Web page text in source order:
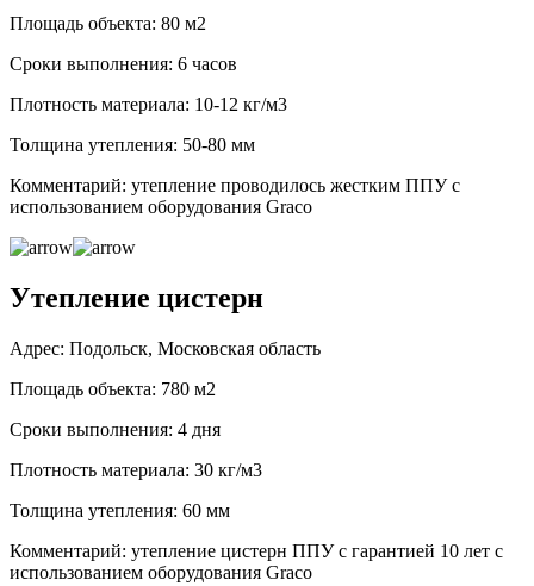
Площадь объекта: 80 м2
Сроки выполнения: 6 часов
Плотность материала: 10-12 кг/м3
Толщина утепления: 50-80 мм
Комментарий: утепление проводилось жестким ППУ с
использованием оборудования Graco
Утепление цистерн
Адрес: Подольск, Московская область
Площадь объекта: 780 м2
Сроки выполнения: 4 дня
Плотность материала: 30 кг/м3
Толщина утепления: 60 мм
Комментарий: утепление цистерн ППУ с гарантией 10 лет с
использованием оборудования Graco